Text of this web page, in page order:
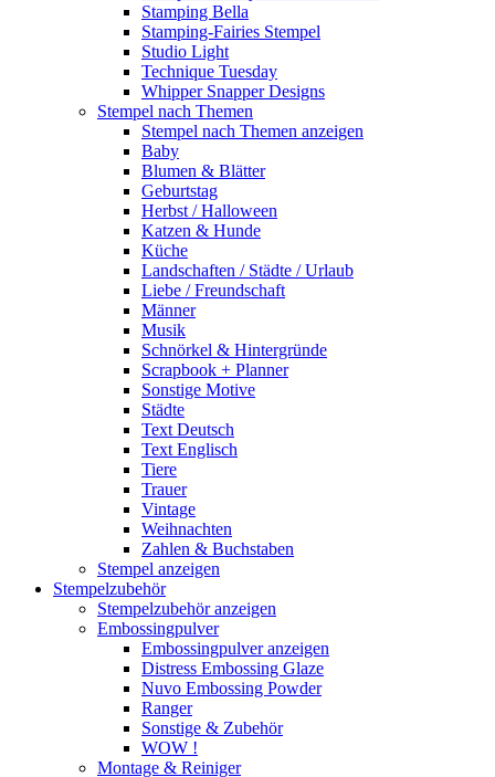
Stamping Bella
Stamping-Fairies Stempel
Studio Light
Technique Tuesday
Whipper Snapper Designs
Stempel nach Themen
Stempel nach Themen anzeigen
Baby
Blumen & Blätter
Geburtstag
Herbst / Halloween
Katzen & Hunde
Küche
Landschaften / Städte / Urlaub
Liebe / Freundschaft
Männer
Musik
Schnörkel & Hintergründe
Scrapbook + Planner
Sonstige Motive
Städte
Text Deutsch
Text Englisch
Tiere
Trauer
Vintage
Weihnachten
Zahlen & Buchstaben
Stempel anzeigen
Stempelzubehör
Stempelzubehör anzeigen
Embossingpulver
Embossingpulver anzeigen
Distress Embossing Glaze
Nuvo Embossing Powder
Ranger
Sonstige & Zubehör
WOW !
Montage & Reiniger